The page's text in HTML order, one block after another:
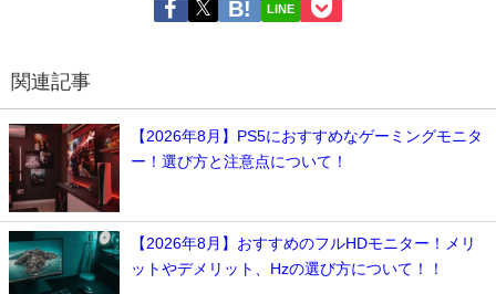
LINE
関連記事
【2026年8月】PS5におすすめなゲーミングモニタ
ー！選び方と注意点について！
【2026年8月】おすすめのフルHDモニター！メリ
ットやデメリット、Hzの選び方について！！